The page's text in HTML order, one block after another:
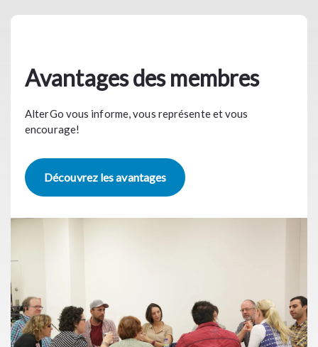
Avantages des membres
AlterGo vous informe, vous représente et vous
encourage!
Découvrez les avantages